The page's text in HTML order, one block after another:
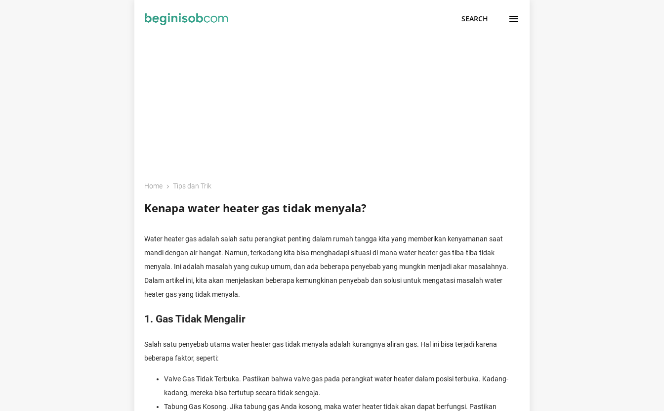
SEARCH
Home › Tips dan Trik
Kenapa water heater gas tidak menyala?
Water heater gas adalah salah satu perangkat penting dalam rumah tangga kita yang memberikan kenyamanan saat
mandi dengan air hangat. Namun, terkadang kita bisa menghadapi situasi di mana water heater gas tiba-tiba tidak
menyala. Ini adalah masalah yang cukup umum, dan ada beberapa penyebab yang mungkin menjadi akar masalahnya.
Dalam artikel ini, kita akan menjelaskan beberapa kemungkinan penyebab dan solusi untuk mengatasi masalah water
heater gas yang tidak menyala.
1. Gas Tidak Mengalir
Salah satu penyebab utama water heater gas tidak menyala adalah kurangnya aliran gas. Hal ini bisa terjadi karena
beberapa faktor, seperti:
Valve Gas Tidak Terbuka. Pastikan bahwa valve gas pada perangkat water heater dalam posisi terbuka. Kadang-
kadang, mereka bisa tertutup secara tidak sengaja.
Tabung Gas Kosong. Jika tabung gas Anda kosong, maka water heater tidak akan dapat berfungsi. Pastikan